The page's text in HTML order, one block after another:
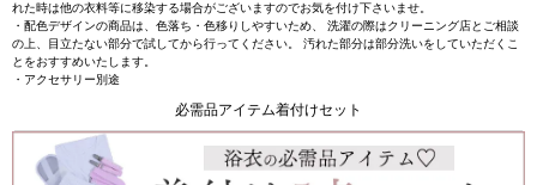
れた時は他の衣料等に移染する場合がございますのでお気を付け下さいませ。
・配色デザインの商品は、色落ち・色移りしやすいため、 洗濯の際はクリーニング店とご相談
の上、目立たない部分で試してから行ってください。 汚れた部分は部分洗いをしていただくこ
とをおすすめいたします。
・アクセサリー別途
必需品アイテム着付けセット